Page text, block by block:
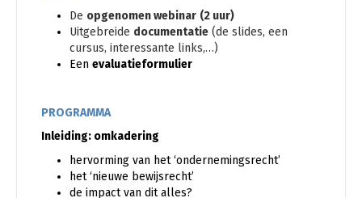
De opgenomen webinar (2 uur)
Uitgebreide documentatie (de slides, een
cursus, interessante links,…)
Een evaluatieformulier
PROGRAMMA
Inleiding: omkadering
hervorming van het ‘ondernemingsrecht’
het ‘nieuwe bewijsrecht’
de impact van dit alles?